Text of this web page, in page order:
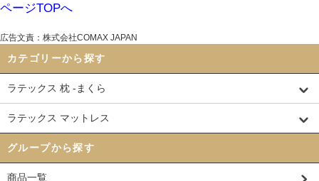
ページTOPへ
広告文責：株式会社COMAX JAPAN
カテゴリーから探す
ラテックス 枕 -まくら
ラテックス マットレス
グループから探す
商品一覧